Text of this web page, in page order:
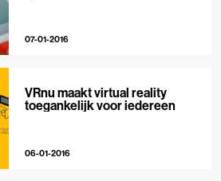
07-01-2016
VRnu maakt virtual reality
toegankelijk voor iedereen
06-01-2016